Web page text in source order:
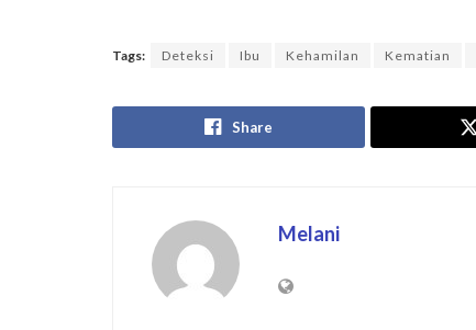
Tags: Deteksi Ibu Kehamilan Kematian
Share
Melani